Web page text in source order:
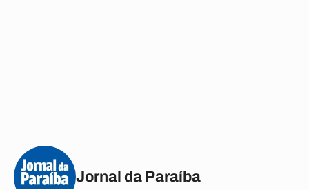
Jornal da Paraíba